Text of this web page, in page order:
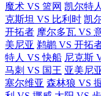
魔术 VS 篮网 凯尔特
克斯坦 VS 比利时 凯
开拓者 摩尔多瓦 VS
美尼亚 鹈鹕 VS 开拓
特人 VS 快船 尼克斯
马刺 VS 国王 亚美尼
塞尔维亚 森林狼 VS